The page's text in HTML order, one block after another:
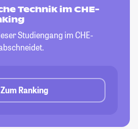
Technik im CHE-
Studiengang im CHE-
Zum Ranking